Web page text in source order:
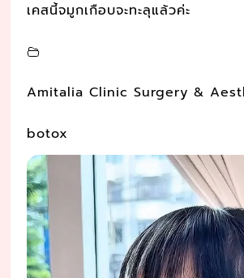
เคสนี้จมูกเกือบจะทะลุแล้วค่ะ
Amitalia Clinic Surgery &
botox